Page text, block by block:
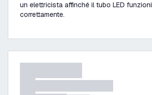
un elettricista affinché il tubo LED funzioni
correttamente.